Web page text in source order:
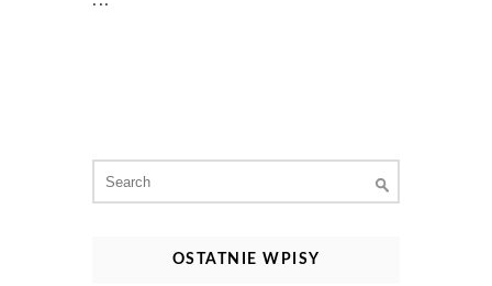
for:
OSTATNIE WPISY